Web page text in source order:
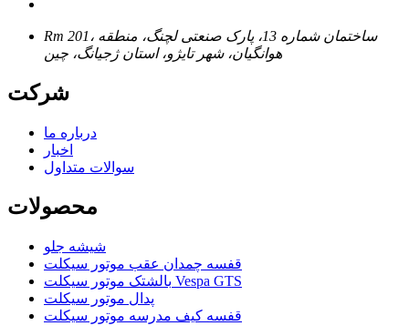
Rm 201، ساختمان شماره 13، پارک صنعتی لچنگ، منطقه
هوانگیان، شهر تایژو، استان ژجیانگ، چین
شرکت
درباره ما
اخبار
سوالات متداول
محصولات
شیشه جلو
قفسه چمدان عقب موتور سیکلت
بالشتک موتور سیکلت Vespa GTS
پدال موتور سیکلت
قفسه کیف مدرسه موتور سیکلت